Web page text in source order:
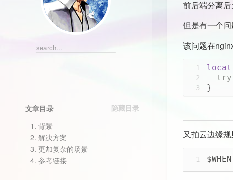
前后端分离
但是有一个
该问题在
1
2
3
}
又拍云边缘
1
文章目录
1. 背景
2. 解决方案
3. 更加复杂的场景
4. 参考链接